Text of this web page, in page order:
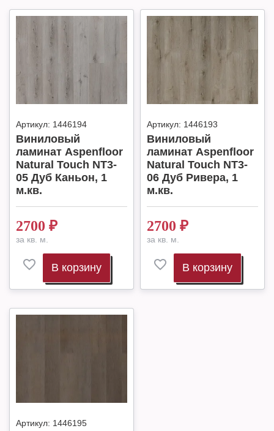
Артикул: 1446194
Виниловый
ламинат Aspenfloor
Natural Touch NT3-
05 Дуб Каньон, 1
м.кв.
2700 ₽
за кв. м.
В корзину
Артикул: 1446193
Виниловый
ламинат Aspenfloor
Natural Touch NT3-
06 Дуб Ривера, 1
м.кв.
2700 ₽
за кв. м.
В корзину
Артикул: 1446195